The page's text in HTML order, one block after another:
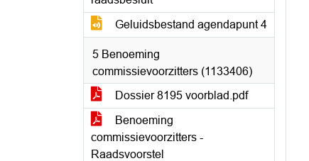
Geluidsbestand agendapunt 4
5 Benoeming
commissievoorzitters (1133406)
Dossier 8195 voorblad.pdf
Benoeming
commissievoorzitters -
Raadsvoorstel